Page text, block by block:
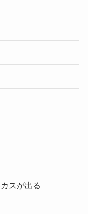
スが出る